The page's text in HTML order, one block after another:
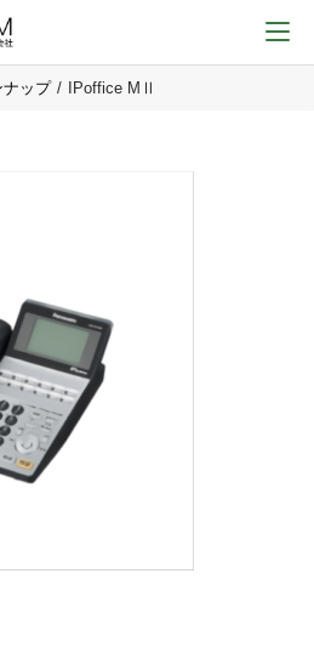
ナップ IPoffice MⅡ